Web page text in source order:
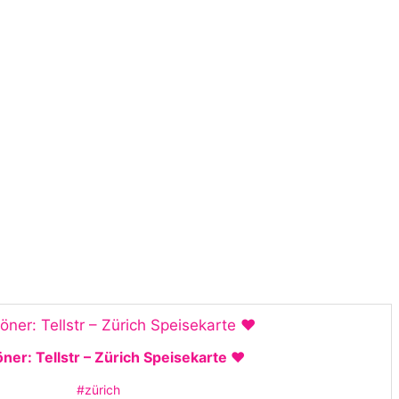
Tellstr – Zürich Speisekarte ❤️
#zürich